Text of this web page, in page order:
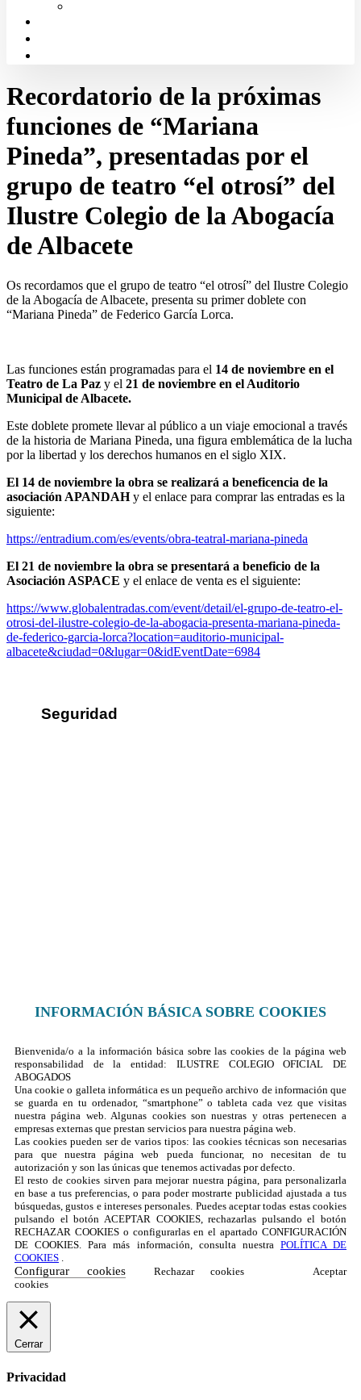
Recordatorio de la próximas
funciones de “Mariana
Pineda”, presentadas por el
grupo de teatro “el otrosí” del
Ilustre Colegio de la Abogacía
de Albacete
Os recordamos que el grupo de teatro “el otrosí” del Ilustre Colegio
de la Abogacía de Albacete, presenta su primer doblete con
“Mariana Pineda” de Federico García Lorca.
Las funciones están programadas para el 14 de noviembre en el
Teatro de La Paz y el 21 de noviembre en el Auditorio
Municipal de Albacete.
Este doblete promete llevar al público a un viaje emocional a través
de la historia de Mariana Pineda, una figura emblemática de la lucha
por la libertad y los derechos humanos en el siglo XIX.
El 14 de noviembre la obra se realizará a beneficencia de la
asociación APANDAHy el enlace para comprar las entradas es la
siguiente:
https://entradium.com/es/events/obra-teatral-mariana-pineda
El 21 de noviembre la obra se presentará a beneficio de la
Asociación ASPACE y el enlace de venta es el siguiente:
https://www.globalentradas.com/event/detail/el-grupo-de-teatro-el-
otrosi-del-ilustre-colegio-de-la-abogacia-presenta-mariana-pineda-
de-federico-garcia-lorca?location=auditorio-municipal-
albacete&ciudad=0&lugar=0&idEventDate=6984
Seguridad
INFORMACIÓN BÁSICA SOBRE COOKIES
Bienvenida/o a la información básica sobre las cookies de la página web
responsabilidad de la entidad: ILUSTRE COLEGIO OFICIAL DE
ABOGADOS
Una cookie o galleta informática es un pequeño archivo de información que
se guarda en tu ordenador, “smartphone” o tableta cada vez que visitas
nuestra página web. Algunas cookies son nuestras y otras pertenecen a
empresas externas que prestan servicios para nuestra página web.
Las cookies pueden ser de varios tipos: las cookies técnicas son necesarias
para que nuestra página web pueda funcionar, no necesitan de tu
autorización y son las únicas que tenemos activadas por defecto.
El resto de cookies sirven para mejorar nuestra página, para personalizarla
en base a tus preferencias, o para poder mostrarte publicidad ajustada a tus
búsquedas, gustos e intereses personales. Puedes aceptar todas estas cookies
pulsando el botón ACEPTAR COOKIES, rechazarlas pulsando el botón
RECHAZAR COOKIES o configurarlas en el apartado CONFIGURACIÓN
DE COOKIES. Para más información, consulta nuestra POLÍTICA DE
COOKIES .
Configurar cookies Rechazar cookies
Aceptar
cookies
Cerrar
Privacidad